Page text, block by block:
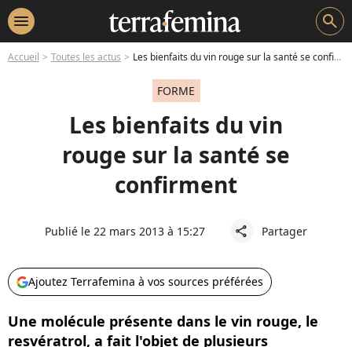
menu search
Accueil Toutes les actus Les bienfaits du vin rouge sur la santé se confirment
FORME
Les bienfaits du vin
rouge sur la santé se
confirment
Publié le 22 mars 2013 à 15:27 share Partager
Ajoutez Terrafemina à vos sources préférées
Une molécule présente dans le vin rouge, le
resvératrol, a fait l'objet de plusieurs